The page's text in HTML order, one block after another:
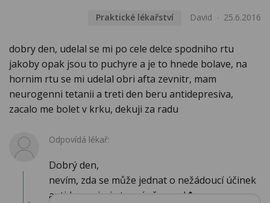
Praktické lékařství David 25.6.2016
dobry den, udelal se mi po cele delce spodniho rtu
jakoby opak jsou to puchyre a je to hnede bolave, na
hornim rtu se mi udelal obri afta zevnitr, mam
neurogenni tetanii a treti den beru antidepresiva,
zacalo me bolet v krku, dekuji za radu
Odpovídá lékař:
Dobrý den,
nevím, zda se může jednat o nežádoucí účinek
antidepresiv, je to méně pravd�...